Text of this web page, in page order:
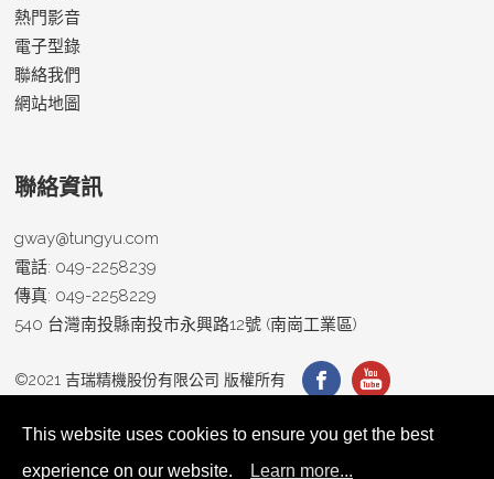
熱門影音
電子型錄
聯絡我們
網站地圖
聯絡資訊
gway@tungyu.com
電話: 049-2258239
傳真: 049-2258229
540 台灣南投縣南投市永興路12號 (南崗工業區)
©2021 吉瑞精機股份有限公司 版權所有
This website uses cookies to ensure you get the best
experience on our website.
Learn more...